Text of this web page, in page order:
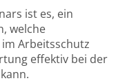
ist es, ein
welche
Arbeitsschutz
effektiv bei der